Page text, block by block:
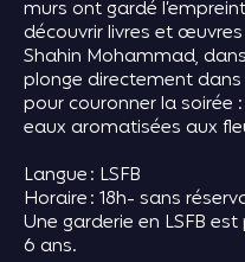
murs ont gardé
découvrir livres et œuvres
Shahin Mohammad,
plonge directement dans
pour couronner la soirée
eaux aromatisées aux
Langue : LSFB
Horaire : 18h- sans
Une garderie en LSFB
6 ans.